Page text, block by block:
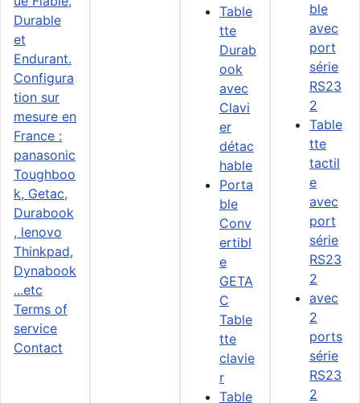
Terms of
service
Contact
Table
tte
Durab
ook
avec
Clavi
er
détac
hable
Porta
ble
Conv
ertibl
e
GETA
C
Table
tte
clavie
r
Table
ble
avec
port
série
RS23
2
Table
tte
tactil
e
avec
port
série
RS23
2
avec
2
ports
série
RS23
2